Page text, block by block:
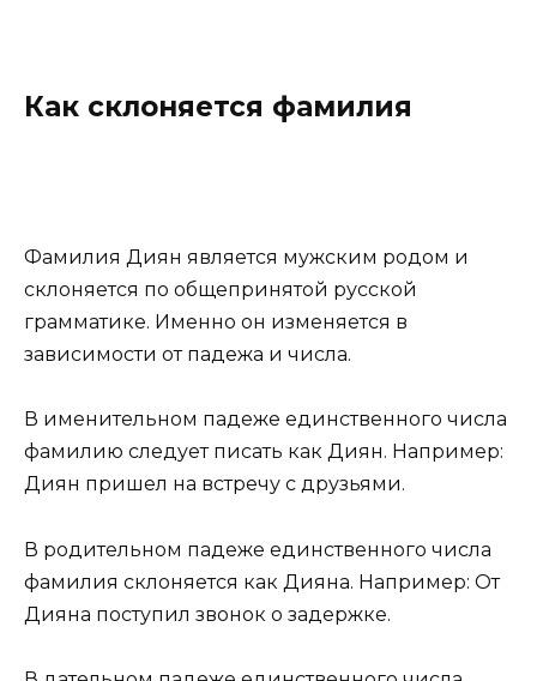
Как склоняется фамилия
Фамилия Диян является мужским родом и
склоняется по общепринятой русской
грамматике. Именно он изменяется в
зависимости от падежа и числа.
В именительном падеже единственного числа
фамилию следует писать как Диян. Например:
Диян пришел на встречу с друзьями.
В родительном падеже единственного числа
фамилия склоняется как Дияна. Например: От
Дияна поступил звонок о задержке.